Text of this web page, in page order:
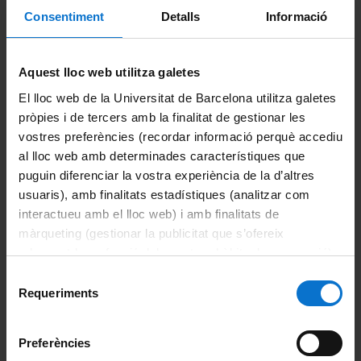
Consentiment Detalls Informació
Aquest lloc web utilitza galetes
El lloc web de la Universitat de Barcelona utilitza galetes
pròpies i de tercers amb la finalitat de gestionar les
vostres preferències (recordar informació perquè accediu
al lloc web amb determinades característiques que
puguin diferenciar la vostra experiència de la d’altres
usuaris), amb finalitats estadístiques (analitzar com
interactueu amb el lloc web) i amb finalitats de
màrqueting (gestionar la publicitat que s’ofereix
adequant-la en funció dels vostres hàbits de navegació).
consultar laPolítica de galetes del lloc web de la
Requeriments
Preferències
assignatures reconegudes i les transferides s’incorporaran al
vostre expedient de grau sense cap cost. Únicament haureu
d’abonar l’import dels crèdits que matriculeu tenint en
repetida/es. Les assignatures matriculades que d’acord amb
assignatures ja cursades per l’alumne, tenen la consideració
d’assignatures repetides. Per a més informació sobre el preu
de la matrículaConsulteu la Normativa Econòmica, així com
elDecret de Preus de la Generalitat de Catalunya.
Comparteix-ho:
Portals i intranets